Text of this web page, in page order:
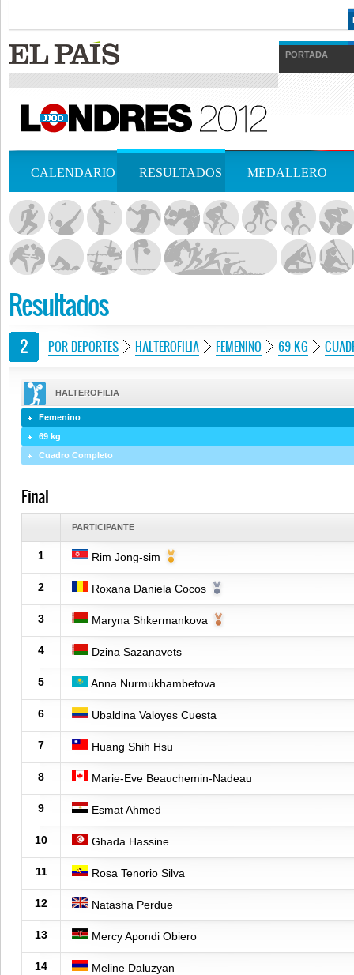
PORTADA
CALENDARIO RESULTADOS MEDALLERO
Resultados
POR DEPORTES HALTEROFILIA FEMENINO 69 KG
HALTEROFILIA
Femenino
69 kg
Cuadro Completo
Final
PARTICIPANTE
1 Rim Jong-sim
2 Roxana Daniela Cocos
3 Maryna Shkermankova
4 Dzina Sazanavets
5 Anna Nurmukhambetova
6 Ubaldina Valoyes Cuesta
7 Huang Shih Hsu
8 Marie-Eve Beauchemin-Nadeau
9 Esmat Ahmed
10 Ghada Hassine
11 Rosa Tenorio Silva
12 Natasha Perdue
13 Mercy Apondi Obiero
14 Meline Daluzyan